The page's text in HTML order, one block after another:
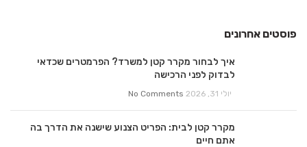
פוסטים אחרונים
איך לבחור מקרר קטן למשרד? הפרמטרים שכדאי
לבדוק לפני הרכישה
יולי 31, 2026 No Comments
מקרר קטן לבית: הפריט הצנוע שישנה את הדרך בה
אתם חיים